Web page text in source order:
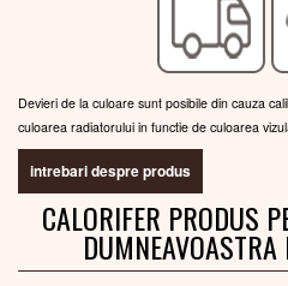
Devieri de la culoare sunt posibile din cauza
culoarea radiatorului in functie de culoarea
intrebari despre produs
CALORIFER PRODUS